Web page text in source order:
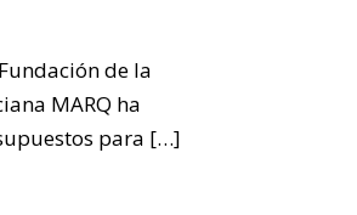
de la
MARQ ha
para […]